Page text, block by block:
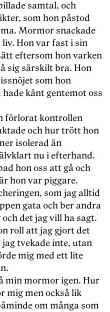
samtal, och
som hon påstod
Mormor snackade
Hon var fast i sin
eftersom hon varken
sig särskilt bra. Hon
som hon
känt gentemot oss
förlorat kontrollen
och hur trött hon
isolerad än
nu i efterhand.
hon oss att gå och
hon var piggare.
som jag alltid
gata och ber andra
det jag vill ha sagt.
roll att jag gjort det
tvekade inte, utan
mig med ett lite
min mormor igen. Hur
mig men också lik
om många som